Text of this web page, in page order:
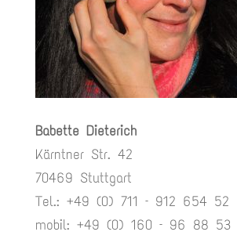
Babette Dieterich
Kärntner Str. 42
70469 Stuttgart
Tel.: +49 (0) 711 – 912 654 52
mobil: +49 (0) 160 – 96 88 53